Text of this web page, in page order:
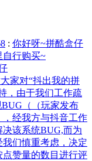
: 你好呀~拼酷盒仔
自行购买~
家对“抖出我的拼
，由于我们工作疏
（（玩家发布
经我方与抖音工作
该系统BUG,而为
们慎重考虑，决定
赞量的数目进行评